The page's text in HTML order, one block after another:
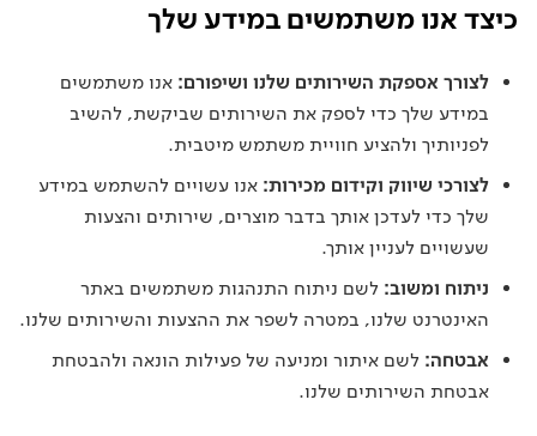
כיצד אנו משתמשים במידע שלך
לצורך אספקת השירותים שלנו ושיפורם: אנו משתמשים
במידע שלך כדי לספק את השירותים שביקשת, להשיב
לפניותיך ולהציע חוויית משתמש מיטבית.
לצורכי שיווק וקידום מכירות: אנו עשויים להשתמש במידע
שלך כדי לעדכן אותך בדבר מוצרים, שירותים והצעות
שעשויים לעניין אותך.
ניתוח ומשוב: לשם ניתוח התנהגות משתמשים באתר
האינטרנט שלנו, במטרה לשפר את ההצעות והשירותים שלנו.
אבטחה: לשם איתור ומניעה של פעילות הונאה ולהבטחת
אבטחת השירותים שלנו.